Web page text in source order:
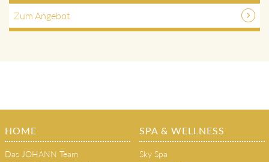
Zum Angebot
HOME
Das JOHANN Team
SPA & WELLNESS
Sky Spa